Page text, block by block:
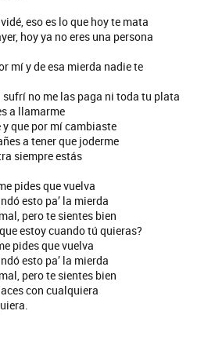
eso es lo que hoy te mata
hoy ya no eres una persona
mí y de esa mierda nadie te
sufrí no me las paga ni toda tu plata
a llamarme
que por mí cambiaste
a tener que joderme
siempre estás
pides que vuelva
esto pa’ la mierda
pero te sientes bien
estoy cuando tú quieras?
pides que vuelva
esto pa’ la mierda
pero te sientes bien
con cualquiera